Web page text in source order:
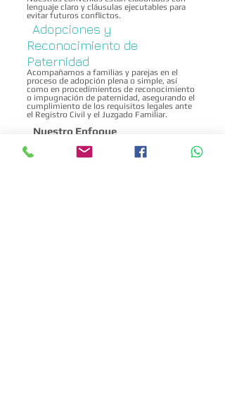
lenguaje claro y cláusulas ejecutables para
evitar futuros conflictos.
Adopciones y
Reconocimiento de
Paternidad
Acompañamos a familias y parejas en el
proceso de adopción plena o simple, así
como en procedimientos de reconocimiento
o impugnación de paternidad, asegurando el
cumplimiento de los requisitos legales ante
el Registro Civil y el Juzgado Familiar.
Nuestro Enfoque
el Derecho Familiar debe servir para reparar,
proteger y unir, no para dividir.